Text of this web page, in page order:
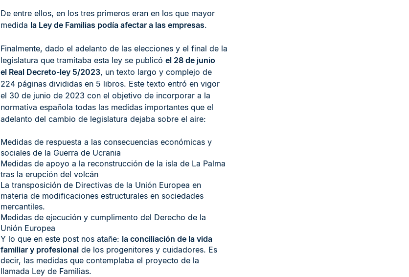
De entre ellos, en los tres primeros eran en los que mayor
medida la Ley de Familias podía afectar a las empresas.
Finalmente, dado el adelanto de las elecciones y el final de la
legislatura que tramitaba esta ley se publicó el 28 de junio
el Real Decreto-ley 5/2023, un texto largo y complejo de
224 páginas divididas en 5 libros. Este texto entró en vigor
el 30 de junio de 2023 con el objetivo de incorporar a la
normativa española todas las medidas importantes que el
adelanto del cambio de legislatura dejaba sobre el aire:
Medidas de respuesta a las consecuencias económicas y
sociales de la Guerra de Ucrania
Medidas de apoyo a la reconstrucción de la isla de La Palma
tras la erupción del volcán
La transposición de Directivas de la Unión Europea en
materia de modificaciones estructurales en sociedades
mercantiles.
Medidas de ejecución y cumplimento del Derecho de la
Unión Europea
Y lo que en este post nos atañe: la conciliación de la vida
familiar y profesionalde los progenitores y cuidadores. Es
decir, las medidas que contemplaba el proyecto de la
llamada Ley de Familias.